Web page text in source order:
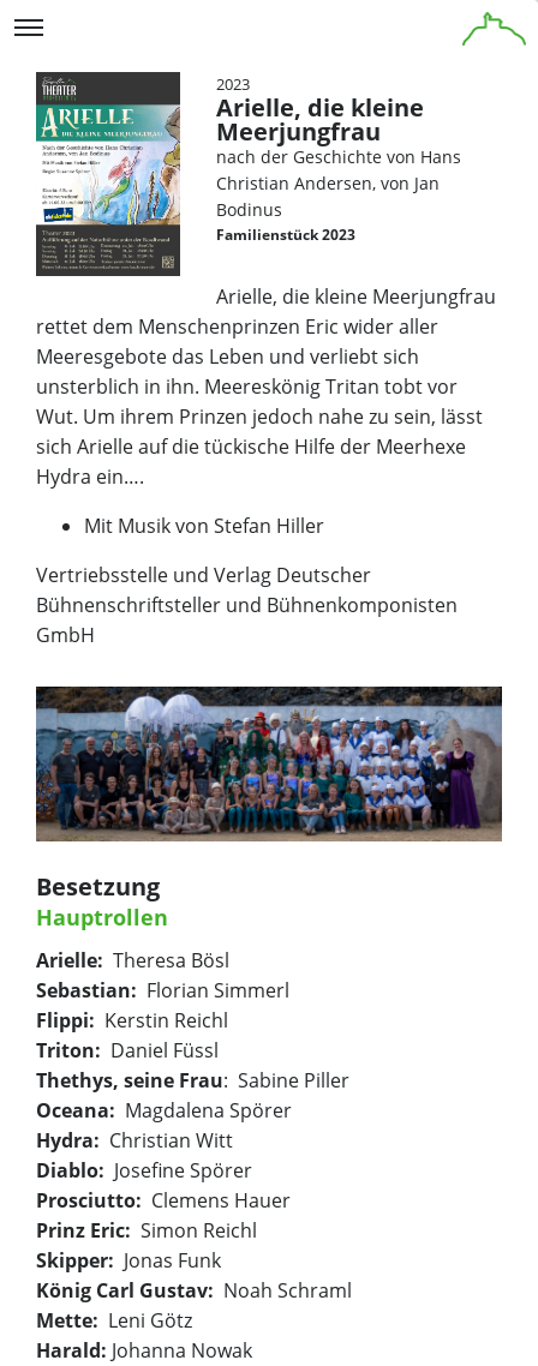
2023
Arielle, die kleine
Meerjungfrau
nach der Geschichte von Hans
Christian Andersen, von Jan
Bodinus
Familienstück 2023
Arielle, die kleine Meerjungfrau
rettet dem Menschenprinzen Eric wider aller
Meeresgebote das Leben und verliebt sich
unsterblich in ihn. Meereskönig Tritan tobt vor
Wut. Um ihrem Prinzen jedoch nahe zu sein, lässt
sich Arielle auf die tückische Hilfe der Meerhexe
Hydra ein….
Mit Musik von Stefan Hiller
Vertriebsstelle und Verlag Deutscher
Bühnenschriftsteller und Bühnenkomponisten
GmbH
Besetzung
Hauptrollen
Arielle: Theresa Bösl
Sebastian: Florian Simmerl
Flippi: Kerstin Reichl
Triton: Daniel Füssl
Thethys, seine Frau: Sabine Piller
Oceana: Magdalena Spörer
Hydra: Christian Witt
Diablo: Josefine Spörer
Prosciutto: Clemens Hauer
Prinz Eric: Simon Reichl
Skipper: Jonas Funk
König Carl Gustav: Noah Schraml
Mette: Leni Götz
Harald: Johanna Nowak